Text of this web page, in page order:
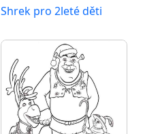
Shrek pro 2leté děti